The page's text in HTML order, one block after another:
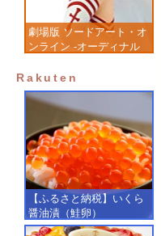
劇場版 ソードアート・オ
ンライン -オーディナル
成品フィギュア
Rakuten
【ふるさと納税】いくら
醤油漬（鮭卵）
【500g（250g×2）】